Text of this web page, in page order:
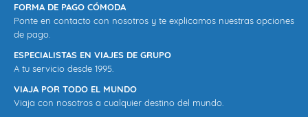
FORMA DE PAGO CÓMODA
Ponte en contacto con nosotros y te explicamos nuestras opciones
de pago.
ESPECIALISTAS EN VIAJES DE GRUPO
A tu servicio desde 1995.
VIAJA POR TODO EL MUNDO
Viaja con nosotros a cualquier destino del mundo.